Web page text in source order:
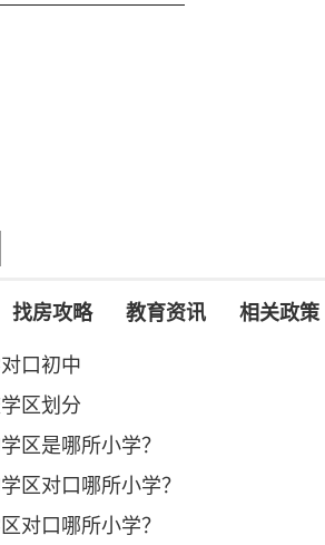
找房攻略 教育资讯 相关政策
口初中
区划分
区是哪所小学？
区对口哪所小学？
对口哪所小学？